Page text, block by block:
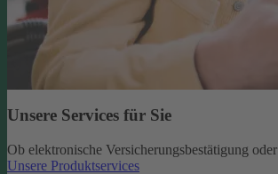
Unsere Services für Sie
Ob elektronische Versicherungsbestätigung
Unsere Produktservices